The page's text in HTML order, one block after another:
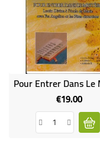
€19.00Price